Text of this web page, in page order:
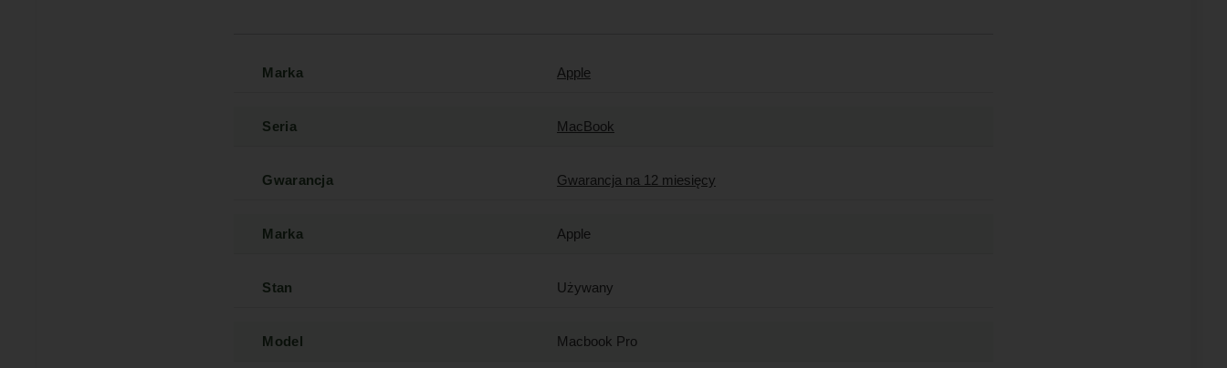
Marka Apple
Seria MacBook
Gwarancja Gwarancja na 12 miesięcy
Marka Apple
Stan Używany
Model Macbook Pro